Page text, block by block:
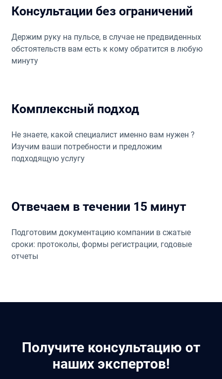
Консультации без ограничений
Держим руку на пульсе, в случае не предвиденных
обстоятельств вам есть к кому обратится в любую
минуту
Комплексный подход
Не знаете, какой специалист именно вам нужен ?
Изучим ваши потребности и предложим
подходящую услугу
Отвечаем в течении 15 минут
Подготовим документацию компании в сжатые
сроки: протоколы, формы регистрации, годовые
отчеты
Получите консультацию от
наших экспертов!